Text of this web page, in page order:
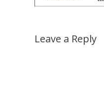
Leave a Reply